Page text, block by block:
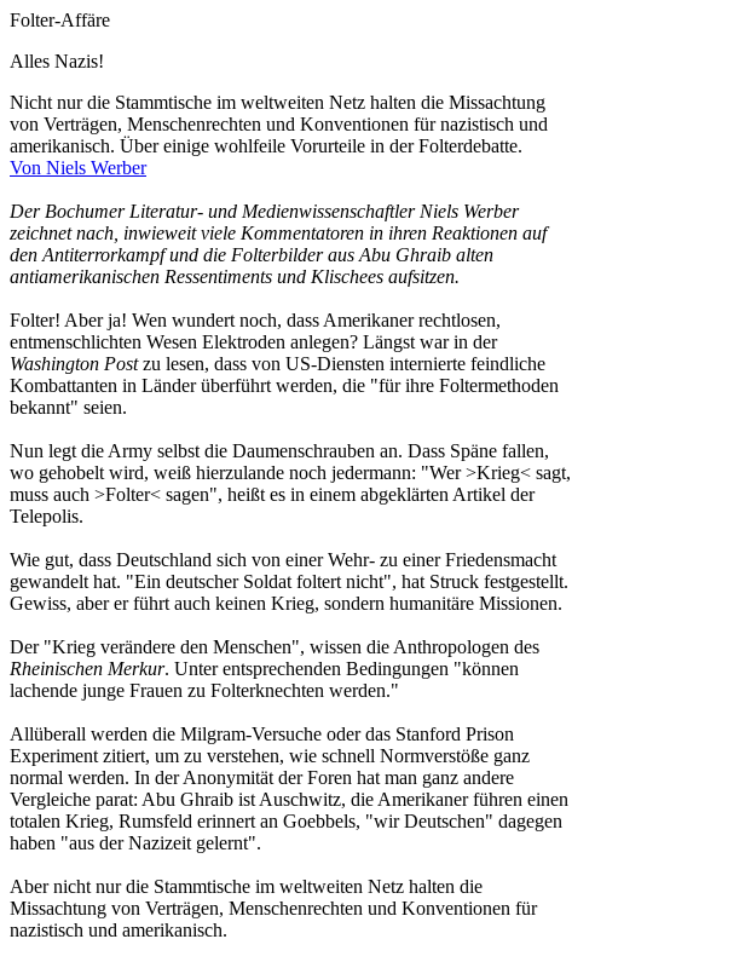
Folter-Affäre
Alles Nazis!
Nicht nur die Stammtische im weltweiten Netz halten die Missachtung
von Verträgen, Menschenrechten und Konventionen für nazistisch und
amerikanisch. Über einige wohlfeile Vorurteile in der Folterdebatte.
Von Niels Werber
Der Bochumer Literatur- und Medienwissenschaftler Niels Werber
zeichnet nach, inwieweit viele Kommentatoren in ihren Reaktionen auf
den Antiterrorkampf und die Folterbilder aus Abu Ghraib alten
antiamerikanischen Ressentiments und Klischees aufsitzen.
Folter! Aber ja! Wen wundert noch, dass Amerikaner rechtlosen,
entmenschlichten Wesen Elektroden anlegen? Längst war in der
Washington Postzu lesen, dass von US-Diensten internierte feindliche
Kombattanten in Länder überführt werden, die "für ihre Foltermethoden
bekannt" seien.
Nun legt die Army selbst die Daumenschrauben an. Dass Späne fallen,
wo gehobelt wird, weiß hierzulande noch jedermann: "Wer >Krieg< sagt,
muss auch >Folter< sagen", heißt es in einem abgeklärten Artikel der
Telepolis.
Wie gut, dass Deutschland sich von einer Wehr- zu einer Friedensmacht
gewandelt hat. "Ein deutscher Soldat foltert nicht", hat Struck festgestellt.
Gewiss, aber er führt auch keinen Krieg, sondern humanitäre Missionen.
Der "Krieg verändere den Menschen", wissen die Anthropologen des
Rheinischen Merkur. Unter entsprechenden Bedingungen "können
lachende junge Frauen zu Folterknechten werden."
Allüberall werden die Milgram-Versuche oder das Stanford Prison
Experiment zitiert, um zu verstehen, wie schnell Normverstöße ganz
normal werden. In der Anonymität der Foren hat man ganz andere
Vergleiche parat: Abu Ghraib ist Auschwitz, die Amerikaner führen einen
totalen Krieg, Rumsfeld erinnert an Goebbels, "wir Deutschen" dagegen
haben "aus der Nazizeit gelernt".
Aber nicht nur die Stammtische im weltweiten Netz halten die
Missachtung von Verträgen, Menschenrechten und Konventionen für
nazistisch und amerikanisch.